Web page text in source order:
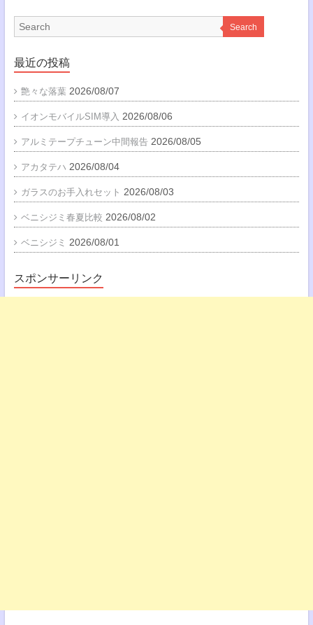
Search
最近の投稿
艶々な落葉 2026/08/07
イオンモバイルSIM導入 2026/08/06
アルミテープチューン中間報告 2026/08/05
アカタテハ 2026/08/04
ガラスのお手入れセット 2026/08/03
ベニシジミ春夏比較 2026/08/02
ベニシジミ 2026/08/01
スポンサーリンク